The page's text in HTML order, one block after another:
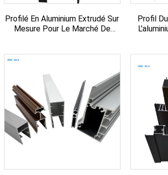
Profilé En Aluminium Extrudé Sur
Mesure Pour Le Marché De
Profil